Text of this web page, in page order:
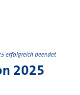
erfolgreich beendet
2025